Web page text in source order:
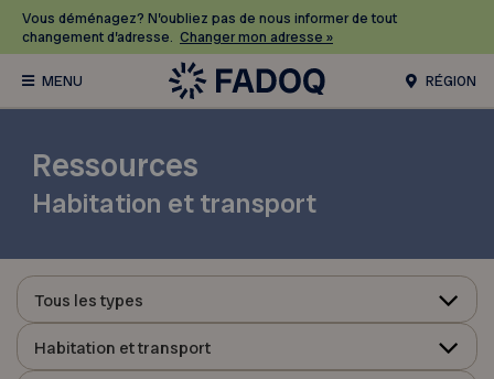
Vous déménagez? N’oubliez pas de nous informer de tout
changement d’adresse. Changer mon adresse »
RÉGION
Ressources
Habitation et transport
Tous les types
Habitation et transport